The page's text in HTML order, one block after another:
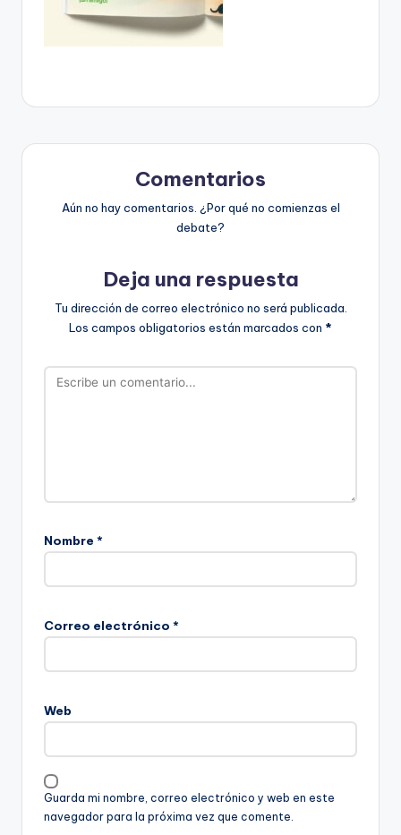
Comentarios
Aún no hay comentarios. ¿Por qué no comienzas el
debate?
Deja una respuesta
Tu dirección de correo electrónico no será publicada.
Los campos obligatorios están marcados con *
Nombre *
Correo electrónico *
Web
Guarda mi nombre, correo electrónico y web en este
navegador para la próxima vez que comente.